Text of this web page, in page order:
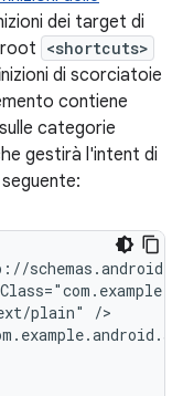
dei target di
root <shortcuts>
di scorciatoie
contiene
categorie
gestirà l'intent di
plain"